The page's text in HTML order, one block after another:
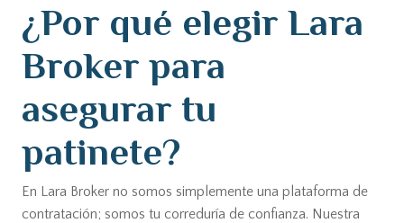
¿Por qué elegir Lara
Broker para
asegurar tu
patinete?
En Lara Broker no somos simplemente una plataforma de
contratación; somos tu correduría de confianza. Nuestra